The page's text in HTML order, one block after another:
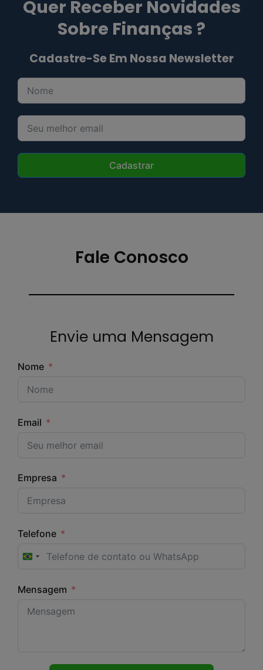
Quer Receber Novidades
Sobre Finanças ?
Cadastre-Se Em Nossa Newsletter
Cadastrar
Fale Conosco
Envie uma Mensagem
Nome
Email
Empresa
Telefone
Brazil +55
Mensagem